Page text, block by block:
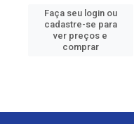
Faça seu login ou
cadastre-se para
ver preços e
comprar